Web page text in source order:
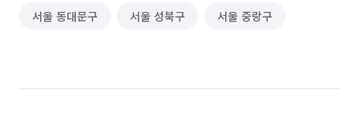
서울 동대문구 서울 성북구 서울 중랑구